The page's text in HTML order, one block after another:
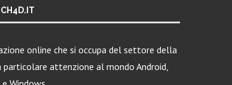
online che si occupa del settore della
attenzione al mondo Android,